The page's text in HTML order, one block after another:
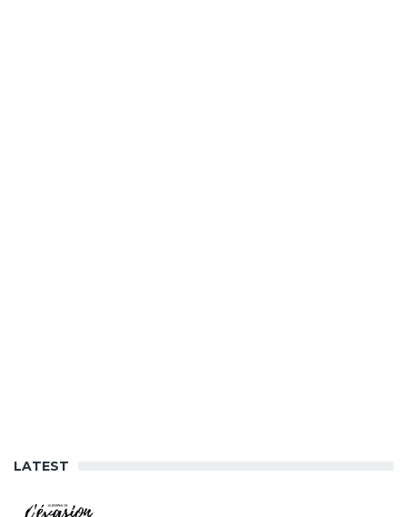
LATEST